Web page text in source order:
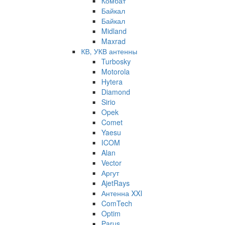
Байкал
Байкал
Midland
Maxrad
КВ, УКВ антенны
Turbosky
Motorola
Hytera
Diamond
Sirio
Opek
Comet
Yaesu
ICOM
Alan
Vector
Аргут
AjetRays
Антенна XXI
ComTech
Optim